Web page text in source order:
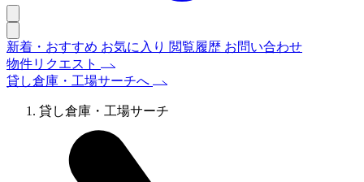
新着・おすすめ お気に入り 閲覧履歴 お問い合わせ
物件リクエスト
貸し倉庫・工場サーチへ
貸し倉庫・工場サーチ